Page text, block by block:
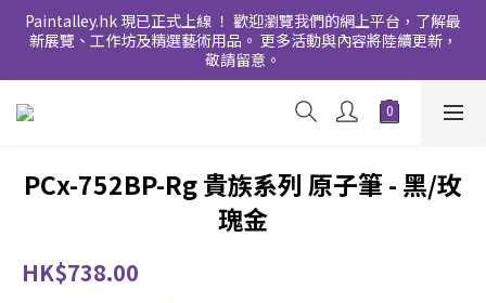
Paintalley.hk 現已正式上線 ！ 歡迎瀏覽我們的網上平台，了解最
新展覽、工作坊及精選藝術用品。 更多活動與內容將陸續更新，
敬請留意。
PCx-752BP-Rg 貴族系列 原子筆 - 黑/玫
瑰金
HK$738.00